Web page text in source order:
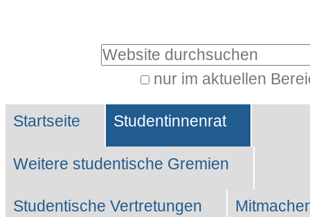
Website durchsuchen
nur im aktuellen
Suche…
Sektionen
Startseite Studentinnenrat
Weitere studentische Gremien
Studentische Vertretungen